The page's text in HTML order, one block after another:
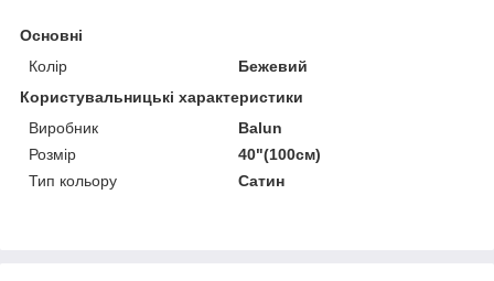
Основні
Колір
Бежевий
Користувальницькі характеристики
Виробник
Balun
Розмір
40"(100см)
Тип кольору
Сатин